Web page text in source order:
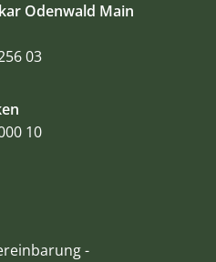
Odenwald Main
03
10
-